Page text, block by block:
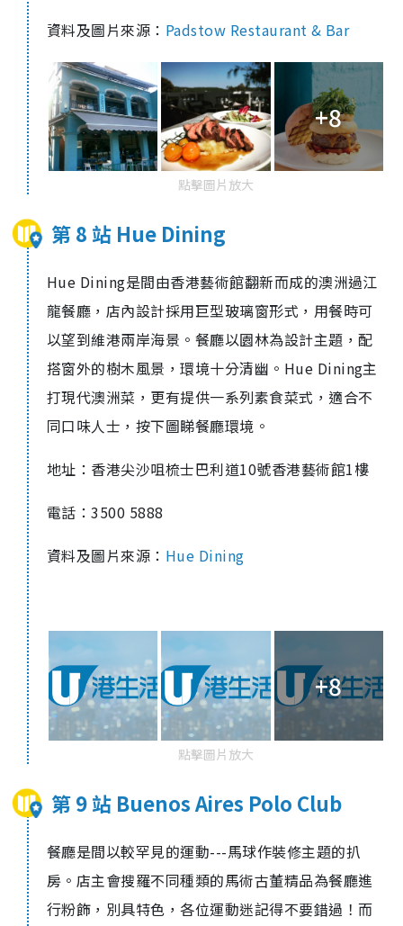
資料及圖片來源： Padstow Restaurant & Bar
+8
點擊圖片放大
第 8 站 Hue Dining
Hue Dining是間由香港藝術館翻新而成的澳洲過江
龍餐廳，店內設計採用巨型玻璃窗形式，用餐時可
以望到維港兩岸海景。餐廳以園林為設計主題，配
搭窗外的樹木風景，環境十分清幽。Hue Dining主
打現代澳洲菜，更有提供一系列素食菜式，適合不
同口味人士，按下圖睇餐廳環境。
地址：香港尖沙咀梳士巴利道10號香港藝術館1樓
電話：3500 5888
資料及圖片來源： Hue Dining
+8
點擊圖片放大
第 9 站 Buenos Aires Polo Club
餐廳是間以較罕見的運動---馬球作裝修主題的扒
房。店主會搜羅不同種類的馬術古董精品為餐廳進
行粉飾，別具特色，各位運動迷記得不要錯過！而